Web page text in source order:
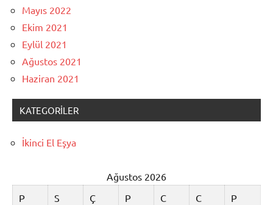
Mayıs 2022
Ekim 2021
Eylül 2021
Ağustos 2021
Haziran 2021
KATEGORILER
İkinci El Eşya
Ağustos 2026
P
S Ç P C C P